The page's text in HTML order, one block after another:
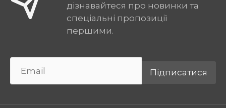
дізнавайтеся про новинки та
спеціальні пропозиції
першими.
Підписатися